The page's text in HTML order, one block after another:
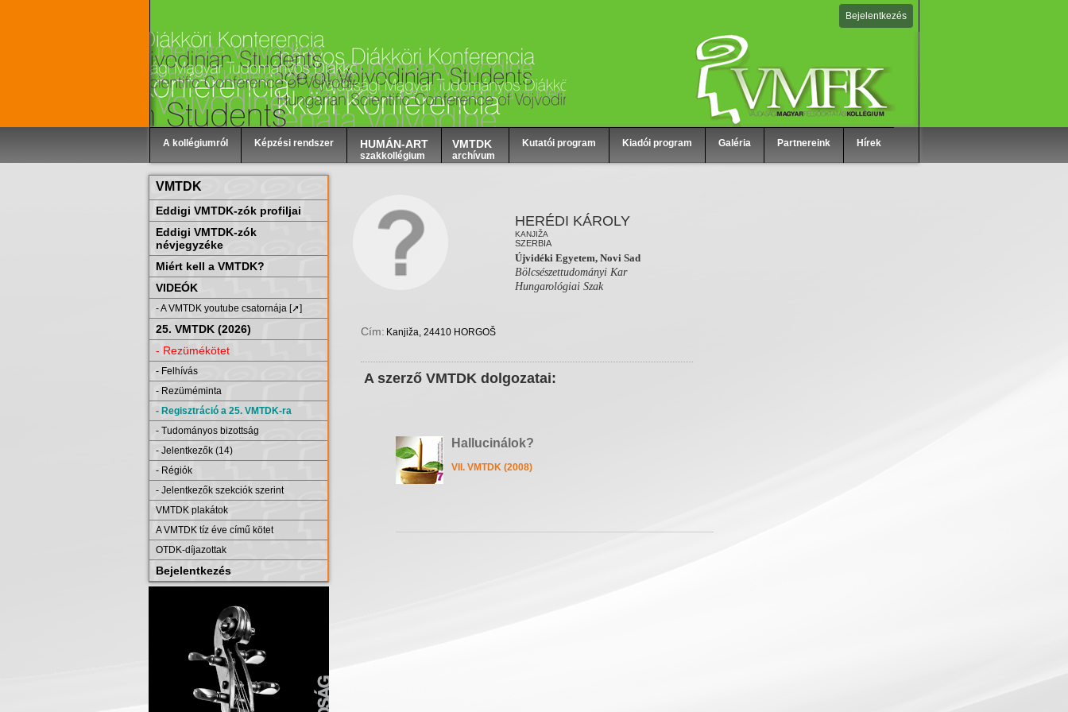
Bejelentkezés
A kollégiumról Képzési rendszer HUMÁN-ART
szakkollégium
VMTDK
archívum
Kutatói program Kiadói program Galéria Partnereink Hírek
VMTDK
Eddigi VMTDK-zók profiljai
Eddigi VMTDK-zók
névjegyzéke
Miért kell a VMTDK?
VIDEÓK
- A VMTDK youtube csatornája [➚]
25. VMTDK (2026)
- Rezümékötet
- Felhívás
- Rezüméminta
- Regisztráció a 25. VMTDK-ra
- Tudományos bizottság
- Jelentkezők (14)
- Régiók
- Jelentkezők szekciók szerint
VMTDK plakátok
A VMTDK tíz éve című kötet
OTDK-díjazottak
Bejelentkezés
HERÉDI KÁROLY
KANJIŽA
SZERBIA
Újvidéki Egyetem, Novi Sad
Bölcsészettudományi Kar
Hungarológiai Szak
Cím: Kanjiža, 24410 HORGOŠ
A szerző VMTDK dolgozatai:
Hallucinálok?
VII. VMTDK (2008)